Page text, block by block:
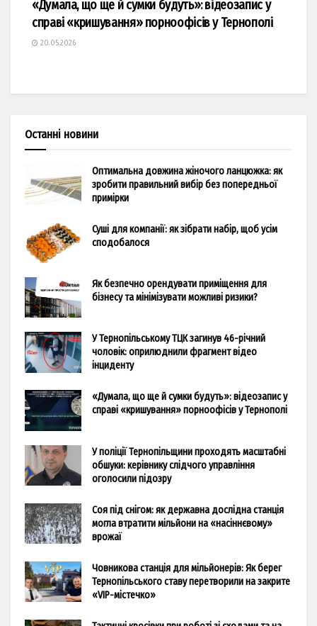
«Думала, що ще й сумки будуть»: відеозапис у
справі «кришування» порноофісів у Тернополі
20.05.2026
Останні новини
Оптимальна довжина жіночого ланцюжка: як
зробити правильний вибір без попередньої
примірки
Суші для компанії: як зібрати набір, щоб усім
сподобалося
Як безпечно орендувати приміщення для
бізнесу та мінімізувати можливі ризики?
У Тернопільському ТЦК загинув 46-річний
чоловік: оприлюднили фрагмент відео
інциденту
«Думала, що ще й сумки будуть»: відеозапис у
справі «кришування» порноофісів у Тернополі
У поліції Тернопільщини проходять масштабні
обшуки: керівнику слідчого управління
оголосили підозру
Соя під снігом: як державна дослідна станція
могла втратити мільйони на «насіннєвому»
врожаї
Човникова станція для мільйонерів: Як берег
Тернопільського ставу перетворили на закрите
«VIP-містечко»